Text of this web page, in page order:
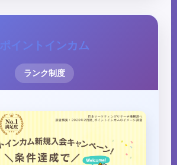
ポイントインカム
ランク制度